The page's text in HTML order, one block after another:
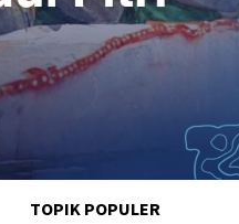
TOPIK POPULER